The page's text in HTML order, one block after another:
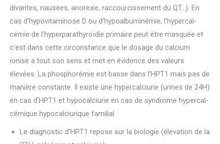
divantes, nausées, anorexie, raccourcissement du QT…). En
cas d’hypovitaminose D ou d’hypoalbuminémie, l’hypercal-
cémie de l’hyperparathyroïdie primaire peut être masquée et
c’est dans cette circonstance que le dosage du calcium
ionisé a tout son sens et met en évidence des valeurs
élevées. La phosphorémie est basse dans l’HPT1 mais pas de
manière constante. Il existe une hypercalciurie (urines de 24H)
en cas d’HPT1 et hypocalciurie en cas de syndrome hypercal-
cémique hypocalciurique familial.
Le diagnostic d’HPT1 repose sur la biologie (élévation de la